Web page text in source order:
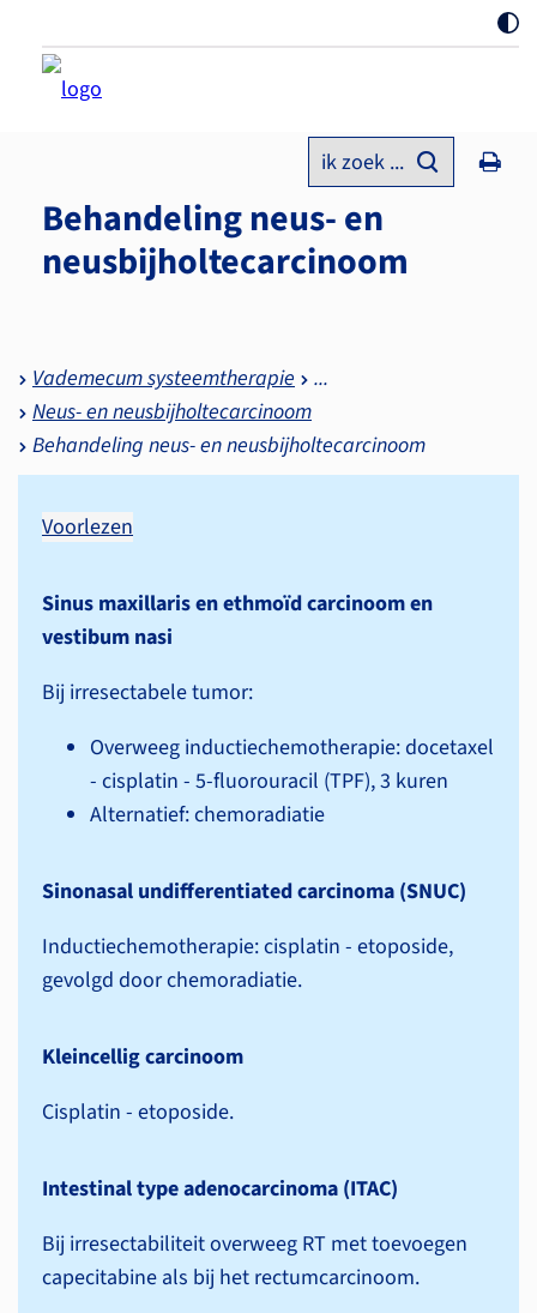
ik zoek ...
Behandeling neus- en
neusbijholtecarcinoom
Vademecum systeemtherapie
Neus- en neusbijholtecarcinoom
Behandeling neus- en neusbijholtecarcinoom
Voorlezen
Sinus maxillaris en ethmoïd carcinoom en
vestibum nasi
Bij irresectabele tumor:
Overweeg inductiechemotherapie: docetaxel
- cisplatin - 5-fluorouracil (TPF), 3 kuren
Alternatief: chemoradiatie
Sinonasal undifferentiated carcinoma (SNUC)
Inductiechemotherapie: cisplatin - etoposide,
gevolgd door chemoradiatie.
Kleincellig carcinoom
Cisplatin - etoposide.
Intestinal type adenocarcinoma (ITAC)
Bij irresectabiliteit overweeg RT met toevoegen
capecitabine als bij het rectum­carcinoom.